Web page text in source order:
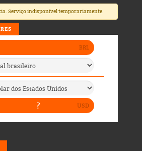
Serviço indisponível temporariamente.